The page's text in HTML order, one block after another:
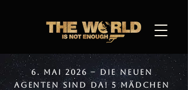
6. Mai 2026 – Die neuen
Agenten sind da! 5 Mädchen